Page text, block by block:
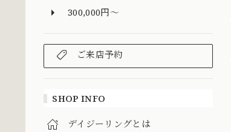
300,000円～
ご来店予約
SHOP INFO
デイジーリングとは